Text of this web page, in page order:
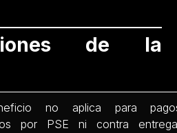
de la
no aplica para
por PSE ni contra